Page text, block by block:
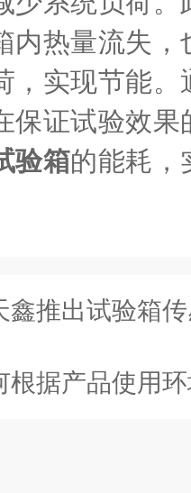
内热量流失
，实现节能
保证试验效果
验箱的能耗，
推出试验箱传感器校准服
据产品使用环境设定紫